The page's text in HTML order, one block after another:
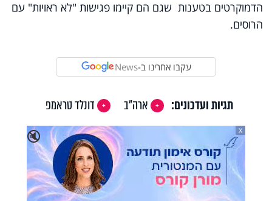
הדמוקרטים בטענות שגם הם קיימו פגישות "לא ראויות" עם
הרוסים.
עקבו אחרינו ב-News
תגיות ועדכונים: ארה"ב
דונלד טראמפ
🔇
X